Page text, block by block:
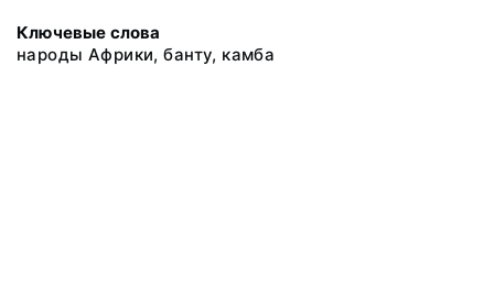
Ключевые слова
народы Африки, банту, камба